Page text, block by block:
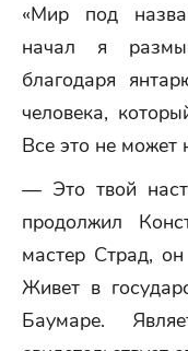
«Мир под
начал я
благодаря
человека,
Все это не может
— Это твой
продолжил
мастер Страд,
Живет в
Баумаре.